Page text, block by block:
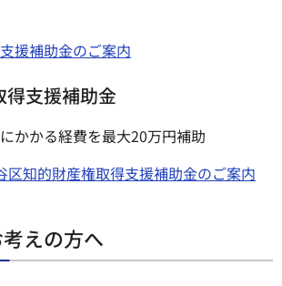
援補助金のご案内
得支援補助金
かかる経費を最大20万円補助
区知的財産権取得支援補助金のご案内
えの方へ